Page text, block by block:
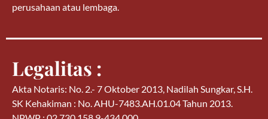
perusahaan atau lembaga.
Legalitas :
Akta Notaris: No. 2.- 7 Oktober 2013, Nadilah Sungkar, S.H.
SK Kehakiman : No. AHU-7483.AH.01.04 Tahun 2013.